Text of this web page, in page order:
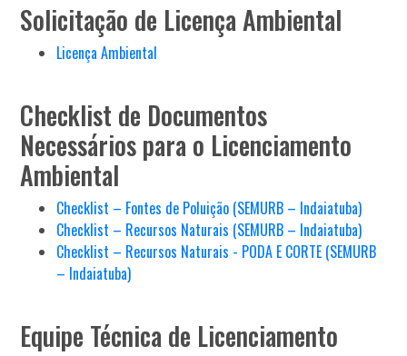
Solicitação de Licença Ambiental
Licença Ambiental
Checklist de Documentos
Necessários para o Licenciamento
Ambiental
Checklist – Fontes de Poluição (SEMURB – Indaiatuba)
Checklist – Recursos Naturais (SEMURB – Indaiatuba)
Checklist – Recursos Naturais - PODA E CORTE (SEMURB
– Indaiatuba)
Equipe Técnica de Licenciamento